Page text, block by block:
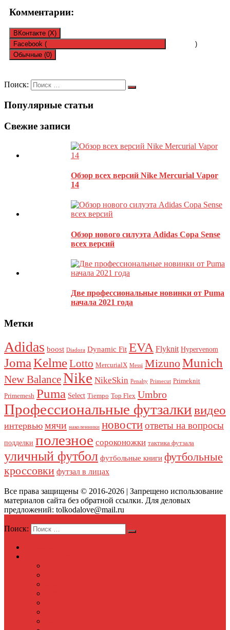
Комментарии:
ВКонтакте (X)
Facebook (
)
Обычные (0)
Оставить комментарий
Ваш адрес email не будет опубликован.
как обрабатываются ваши данные комментариев.
Поиск:
Популярные статьи
Свежие записи
Обзор всех версий Nike Mercurial Vapor
14
Обзор нового силуэта Adidas Copa Sense
всех версий
Две профессиональные новинки от Puma
начала 2021 года
Метки
Adidas boost Diadora Dynamic Fit EVA Flyknit Hypervenom
JomaKelmeLotto MercurialX Messi MizunoMunich
New BalanceNike NikeSkin Penalty Primecut Primeknit
Primemesh Puma Select Tiempo Top Flex Umbro
Профессиональные футзалкивидео
интервью мячи наколенники новостиответы на вопросы
подделки полезное сороконожки тактика футзала
уличный футбол футбольные книги футбольные
кроссовки футзал в лицах
Все права защищены © 2016-2026 | Запрещено использование
материалов сайта без обратной ссылки. Для деловых
предложений: tolkodalove@mail.ru
Поиск: